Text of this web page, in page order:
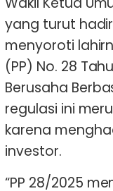
yang turut
menyoroti
(PP) No. 28
Berusaha
regulasi ini
karena
investor.
“PP 28/2025